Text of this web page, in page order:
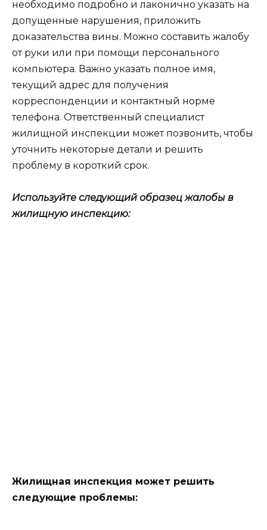
необходимо подробно и лаконично указать на
допущенные нарушения, приложить
доказательства вины. Можно составить жалобу
от руки или при помощи персонального
компьютера. Важно указать полное имя,
текущий адрес для получения
корреспонденции и контактный норме
телефона. Ответственный специалист
жилищной инспекции может позвонить, чтобы
уточнить некоторые детали и решить
проблему в короткий срок.
Используйте следующий образец жалобы в
жилищную инспекцию:
Жилищная инспекция может решить
следующие проблемы: